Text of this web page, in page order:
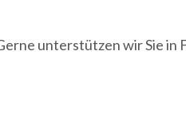
unterstützen wir Sie in